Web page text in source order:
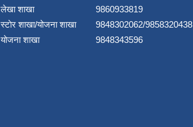
लेखा शाखा
9860933819
स्टाेर शाखा/योजना शाखा
9848302062/9858320438
योजना शाखा
9848343596